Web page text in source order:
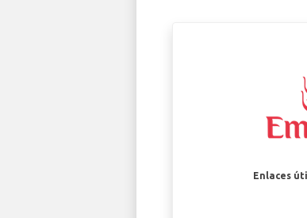
Enlaces